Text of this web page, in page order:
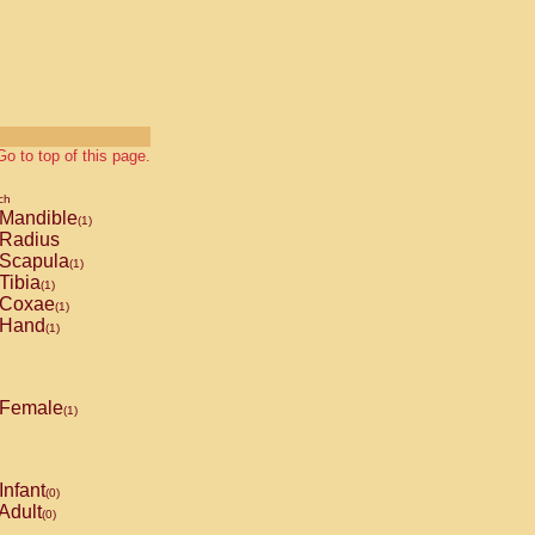
to top of this page.
Mandible(1)
Radius
Scapula(1)
Tibia(1)
Coxae(1)
Hand(1)
Female(1)
Infant(0)
(0)